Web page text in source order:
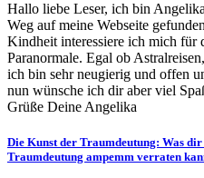
Hallo liebe Leser, ich bin
Weg auf meine Webseite
Kindheit interessiere ich mich für
Paranormale. Egal ob
ich bin sehr neugierig und offen
nun wünsche ich dir aber viel
Grüße Deine Angelika
Beitragsnavigation
Die Kunst der Traumdeutung: Was
Traumdeutung ampemm verraten